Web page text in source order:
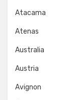
Atacama
Atenas
Australia
Austria
Avignon